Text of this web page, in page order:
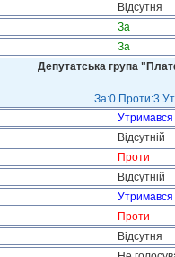
Відсутня
За
За
Депутатська група
За:0 Проти:3
Утримався
Відсутній
Проти
Відсутній
Утримався
Проти
Відсутня